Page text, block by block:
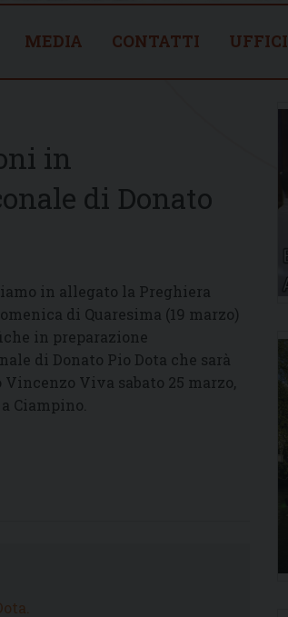
MEDIA CONTATTI UFFICI
in
di Donato
in allegato la Preghiera
di Quaresima (19 marzo)
in preparazione
di Donato Pio Dota che sarà
Viva sabato 25 marzo,
Ciampino.